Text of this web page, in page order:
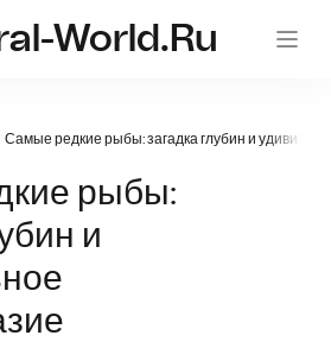
World.ru
Самые редкие рыбы: загадка глубин и
рыбы:
и